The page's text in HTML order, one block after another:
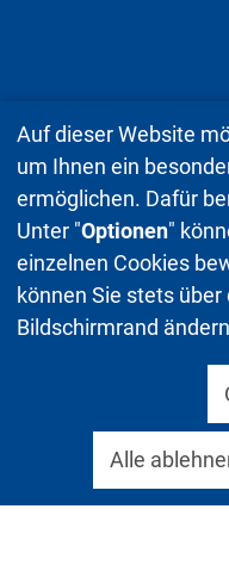
Auf dieser Website
um Ihnen ein
ermöglichen. Dafür
Unter "Optionen"
einzelnen Cookies
können Sie stets
Bildschirmrand
Alle